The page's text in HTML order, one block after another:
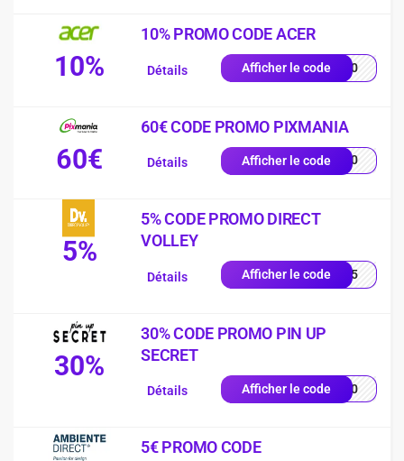
10%
10% PROMO CODE ACER
Afficher le codeVE10
Détails
60€
60€ CODE PROMO PIXMANIA
Afficher le codeAL60
Détails
5%
5% CODE PROMO DIRECT
VOLLEY
Afficher le codeLEY5
Détails
30%
30% CODE PROMO PIN UP
SECRET
Afficher le codeUP30
Détails
5€ PROMO CODE